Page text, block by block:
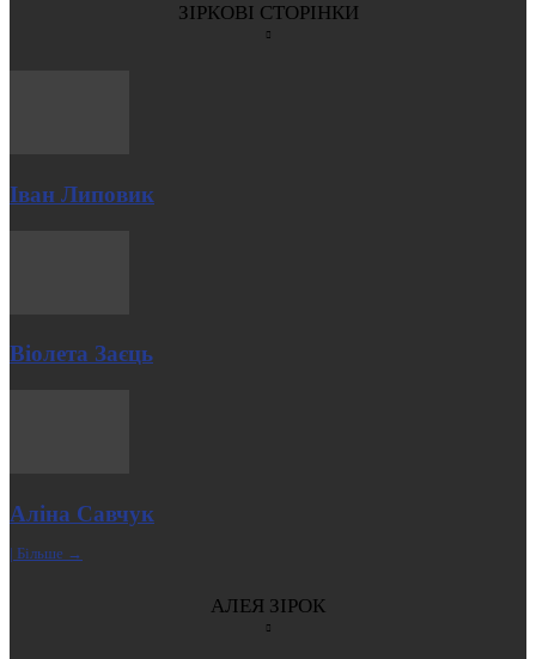
ЗІРКОВІ СТОРІНКИ
Іван Липовик
Віолета Заєць
Аліна Савчук
| Більше →
АЛЕЯ ЗІРОК